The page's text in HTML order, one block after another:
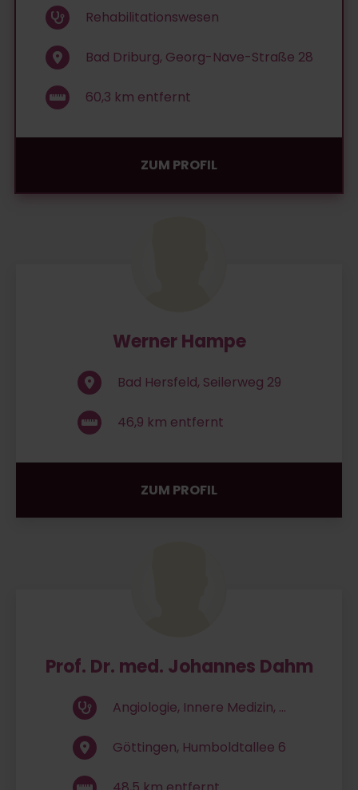
Rehabilitationswesen
Bad Driburg, Georg-Nave-Straße 28
60,3 km entfernt
ZUM PROFIL
Werner Hampe
Bad Hersfeld, Seilerweg 29
46,9 km entfernt
ZUM PROFIL
Prof. Dr. med. Johannes Dahm
Angiologie, Innere Medizin, ...
Göttingen, Humboldtallee 6